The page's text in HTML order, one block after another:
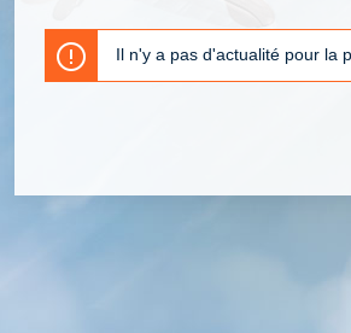
Il n'y a pas d'actualité pour la